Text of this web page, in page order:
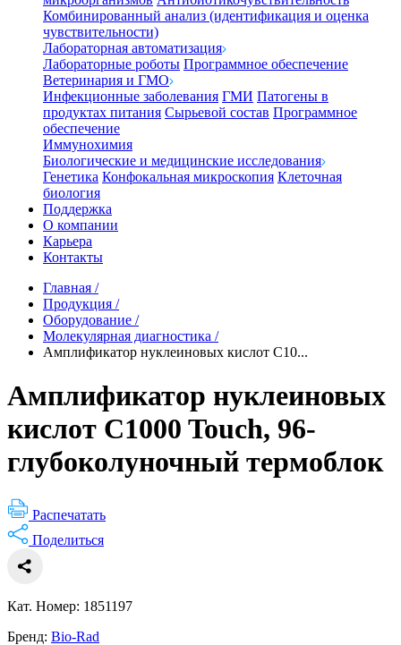
Комбинированный анализ (идентификация и оценка
чувствительности)
Лабораторная автоматизация
Лабораторные роботы Программное обеспечение
Ветеринария и ГМО
Инфекционные заболевания ГМИ Патогены в
продуктах питания Сырьевой состав Программное
обеспечение
Иммунохимия
Биологические и медицинские исследования
Генетика Конфокальная микроскопия Клеточная
биология
Поддержка
О компании
Карьера
Контакты
Главная /
Продукция /
Оборудование /
Молекулярная диагностика /
Амплификатор нуклеиновых кислот C10...
Амплификатор нуклеиновых
кислот C1000 Touch, 96-
глубоколуночный термоблок
Распечатать
Поделиться
Кат. Номер: 1851197
Бренд: Bio-Rad